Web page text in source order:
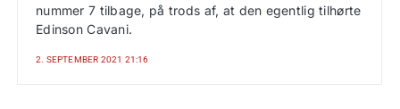
nummer 7 tilbage, på trods af, at den egentlig tilhørte
Edinson Cavani.
2. SEPTEMBER 2021 21:16